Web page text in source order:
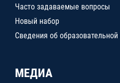
Часто задаваемые вопросы
Новый набор
Сведения об образовательной
МЕДИА